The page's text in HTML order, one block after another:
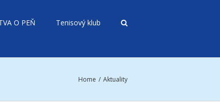
O PEŇ Tenisový klub
Home Aktuality